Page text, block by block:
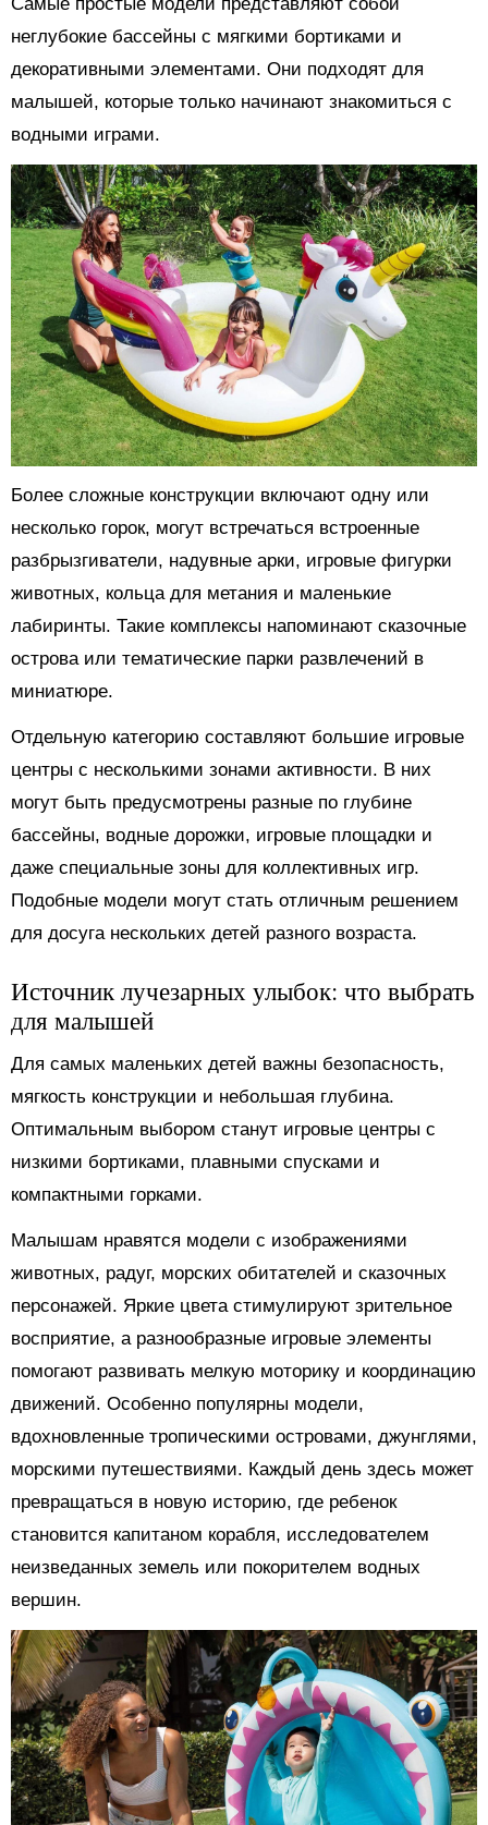
Самые простые модели представляют собой
неглубокие бассейны с мягкими бортиками и
декоративными элементами. Они подходят для
малышей, которые только начинают знакомиться с
водными играми.
Более сложные конструкции включают одну или
несколько горок, могут встречаться встроенные
разбрызгиватели, надувные арки, игровые фигурки
животных, кольца для метания и маленькие
лабиринты. Такие комплексы напоминают сказочные
острова или тематические парки развлечений в
миниатюре.
Отдельную категорию составляют большие игровые
центры с несколькими зонами активности. В них
могут быть предусмотрены разные по глубине
бассейны, водные дорожки, игровые площадки и
даже специальные зоны для коллективных игр.
Подобные модели могут стать отличным решением
для досуга нескольких детей разного возраста.
Источник лучезарных улыбок: что выбрать
для малышей
Для самых маленьких детей важны безопасность,
мягкость конструкции и небольшая глубина.
Оптимальным выбором станут игровые центры с
низкими бортиками, плавными спусками и
компактными горками.
Малышам нравятся модели с изображениями
животных, радуг, морских обитателей и сказочных
персонажей. Яркие цвета стимулируют зрительное
восприятие, а разнообразные игровые элементы
помогают развивать мелкую моторику и координацию
движений. Особенно популярны модели,
вдохновленные тропическими островами, джунглями,
морскими путешествиями. Каждый день здесь может
превращаться в новую историю, где ребенок
становится капитаном корабля, исследователем
неизведанных земель или покорителем водных
вершин.